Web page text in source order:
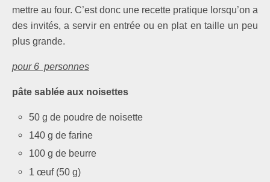
mettre au four. C’est donc une recette pratique lorsqu’on a
des invités, a servir en entrée ou en plat en taille un peu
plus grande.
pour 6 personnes
pâte sablée aux noisettes
50 g de poudre de noisette
140 g de farine
100 g de beurre
1 œuf (50 g)